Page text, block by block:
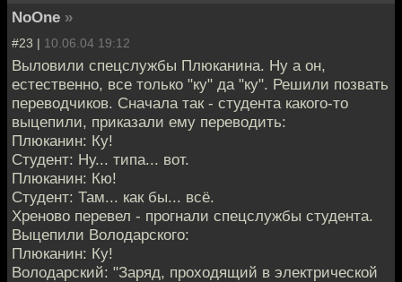
NoOne »
#23 | 10.06.04 19:12
Выловили спецслужбы Плюканина. Ну а он,
естественно, все только "ку" да "ку". Решили позвать
переводчиков. Сначала так - студента какого-то
выцепили, приказали ему переводить:
Плюканин: Ку!
Студент: Ну... типа... вот.
Плюканин: Кю!
Студент: Там... как бы... всё.
Хреново перевел - прогнали спецслужбы студента.
Выцепили Володарского:
Плюканин: Ку!
Володарский: "Заряд, проходящий в электрической